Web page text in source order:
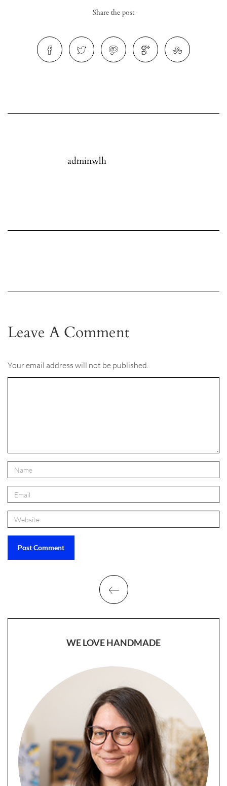
Share the post
adminwlh
Leave A Comment
Your email address will not be published.
WE LOVE HANDMADE